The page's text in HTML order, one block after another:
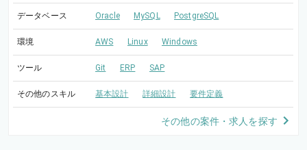
データベース Oracle MySQL PostgreSQL
環境 AWS Linux Windows
ツール Git ERP SAP
その他のスキル 基本設計 詳細設計 要件定義
その他の案件・求人を探す